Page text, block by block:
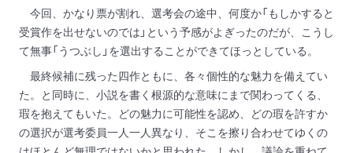
今回、かなり票が割れ、選考会の途中、何度か「もしかすると
受賞作を出せないのでは」という予感がよぎったのだが、こうし
て無事「うつぶし」を選出することができてほっとしている。
最終候補に残った四作ともに、各々個性的な魅力を備えてい
た。と同時に、小説を書く根源的な意味にまで関わってくる、
瑕を抱えてもいた。どの魅力に可能性を認め、どの瑕を許すか
の選択が選考委員一人一人異なり、そこを擦り合わせてゆくの